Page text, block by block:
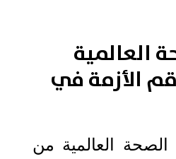
العالمية
الأزمة في
العالمية من